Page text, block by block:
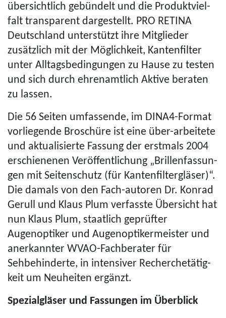
übersichtlich gebündelt und die Pro­dukt­viel­
falt transparent dargestellt. PRO RETINA
Deutschland unterstützt ihre Mitglieder
zusätzlich mit der Möglichkeit, Kantenfilter
unter All­tags­be­din­gun­gen zu Hause zu testen
und sich durch ehrenamtlich Aktive beraten
zu lassen.
Die 56 Seiten umfassende, im DINA4-Format
vorliegende Broschüre ist eine über-arbeitete
und aktualisierte Fassung der erstmals 2004
erschienenen Veröffent­lichung „Bril­len­fas­sun­
gen mit Seitenschutz (für Kanten­filter­gläser)“.
Die damals von den Fach-autoren Dr. Konrad
Gerull und Klaus Plum verfasste Übersicht hat
nun Klaus Plum, staatlich geprüfter
Augenoptiker und Augen­op­ti­ker­meis­ter und
anerkannter WVAO-Fachberater für
Sehbehinderte, in intensiver Recher­che­tä­tig­
keit um Neuheiten ergänzt.
Spe­zi­al­glä­ser und Fassungen im Überblick